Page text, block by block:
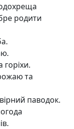
родити
горіхи.
та
паводок.